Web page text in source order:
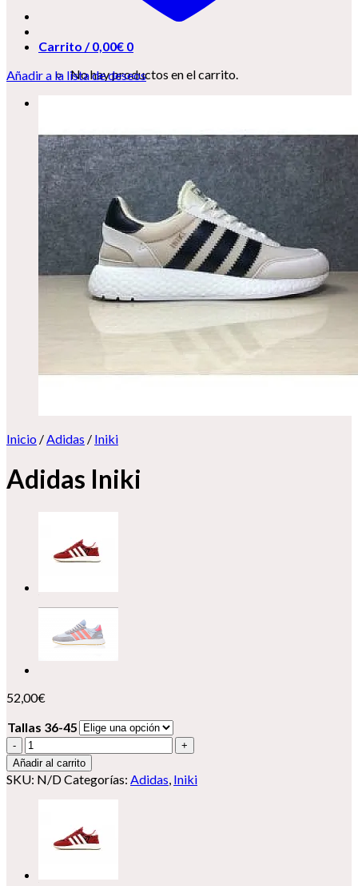
Carrito /0,00€ 0
No hay productos en el carrito.
Carrito
No hay productos en el carrito.
Añadir a la lista de deseos
Inicio /Adidas / Iniki
Adidas Iniki
52,00€
Tallas 36-45
Adidas
Iniki
cantidad
Añadir al carrito
SKU: N/DCategorías: Adidas, Iniki